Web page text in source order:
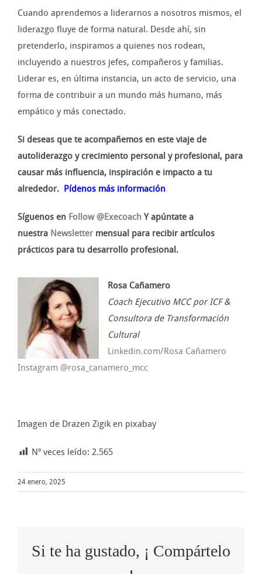
Cuando aprendemos a liderarnos a nosotros mismos, el
liderazgo fluye de forma natural. Desde ahí, sin
pretenderlo, inspiramos a quienes nos rodean,
incluyendo a nuestros jefes, compañeros y familias.
Liderar es, en última instancia, un acto de servicio, una
forma de contribuir a un mundo más humano, más
empático y más conectado.
Si deseas que te acompañemos en este viaje de
autoliderazgo y crecimiento personal y profesional, para
causar más influencia, inspiración e impacto a tu
alrededor. Pídenos más información
Síguenos en Follow @Execoach Y apúntate a
nuestra Newslettermensual para recibir artículos
prácticos para tu desarrollo profesional.
Rosa Cañamero
Coach Ejecutivo MCC por ICF &
Consultora de Transformación
Cultural
Linkedin.com/Rosa Cañamero
Instagram @rosa_canamero_mcc
Imagen de Drazen Zigik en pixabay
Nº veces leído: 2.565
24 enero, 2025
Si te ha gustado, ¡ Compártelo